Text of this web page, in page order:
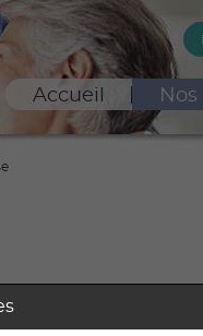
Accueil